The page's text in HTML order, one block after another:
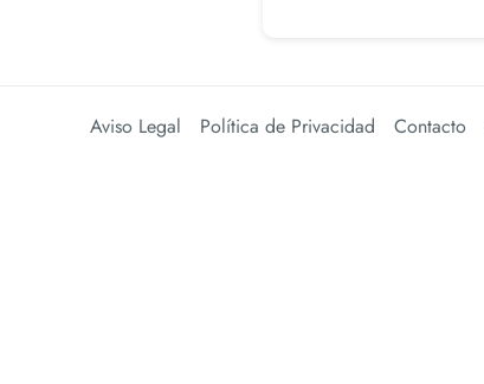
Aviso Legal Política de Privacidad Contacto